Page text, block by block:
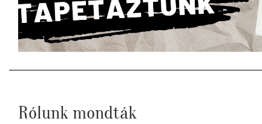
Rólunk mondták